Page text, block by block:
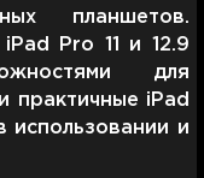
планшетов.
Pro 11 и 12.9
для
практичные iPad
и